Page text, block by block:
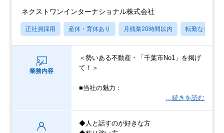
ネクストワンインターナショナル株式会社
正社員採用 産休・育休あり 月残業20時間以内 転勤なし
業務内容
＜勢いある不動産・「千葉市No1」を掲げ
て！＞
■当社の魅力：
…続きを読む
◆人と話すのが好きな方